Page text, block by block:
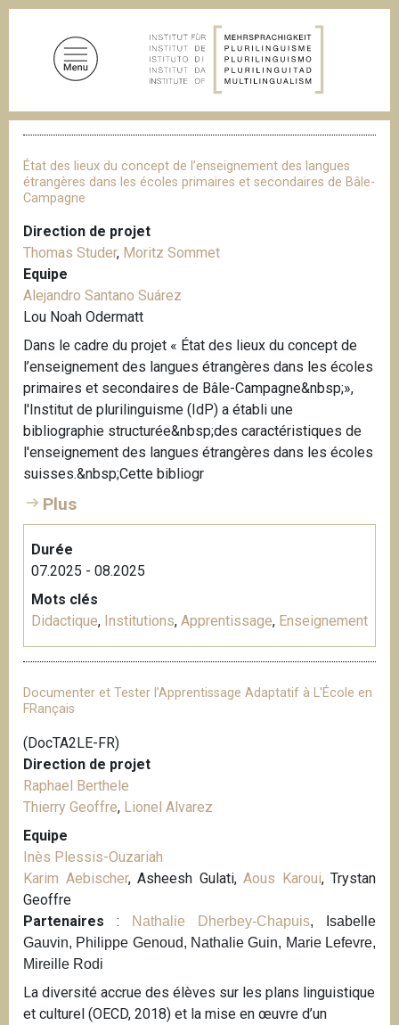
l
d
'
A
i
a
n
e
État des lieux du concept de l’enseignement des langues
étrangères dans les écoles primaires et secondaires de Bâle-
Campagne
Direction de projet
Thomas Studer, Moritz Sommet
Equipe
Alejandro Santano Suárez
Lou Noah Odermatt
Dans le cadre du projet « État des lieux du concept de
l’enseignement des langues étrangères dans les écoles
primaires et secondaires de Bâle-Campagne&nbsp;»,
l'Institut de plurilinguisme (IdP) a établi une
bibliographie structurée&nbsp;des caractéristiques de
l'enseignement des langues étrangères dans les écoles
suisses.&nbsp;Cette bibliogr
Plus
Durée
07.2025 - 08.2025
Mots clés
Didactique, Institutions, Apprentissage, Enseignement
Documenter et Tester l’Apprentissage Adaptatif à L'École en
FRançais
(DocTA2LE-FR)
Direction de projet
Raphael Berthele
Thierry Geoffre, Lionel Alvarez
Equipe
Inès Plessis-Ouzariah
Karim Aebischer, Asheesh Gulati, Aous Karoui, Trystan
Geoffre
Partenaires : Nathalie Dherbey-Chapuis, Isabelle
Gauvin, Philippe Genoud, Nathalie Guin, Marie Lefevre,
Mireille Rodi
La diversité accrue des élèves sur les plans linguistique
et culturel (OECD, 2018) et la mise en œuvre d’un